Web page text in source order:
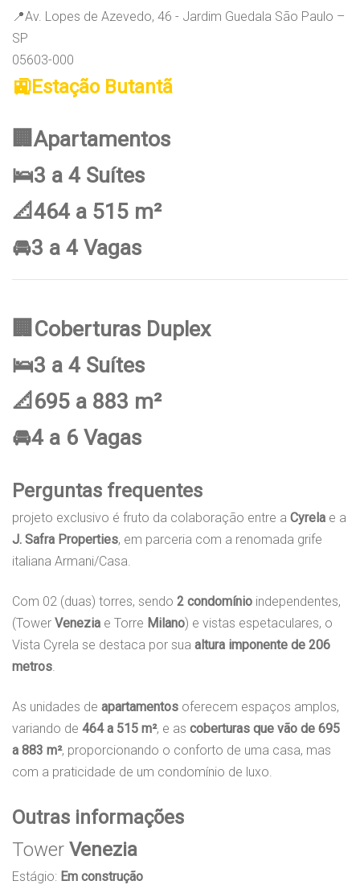
📍Av. Lopes de Azevedo, 46 - Jardim Guedala São Paulo –
SP
05603-000
🚉Estação Butantã
🏢Apartamentos
🛌3 a 4 Suítes
📐464 a 515 m²
🚘3 a 4 Vagas
🏢Coberturas Duplex
🛌3 a 4 Suítes
📐695 a 883 m²
🚘4 a 6 Vagas
Perguntas frequentes
projeto exclusivo é fruto da colaboração entre a Cyrela e a
J. Safra Properties, em parceria com a renomada grife
italiana Armani/Casa.
Com 02 (duas) torres, sendo 2 condomínio independentes,
(Tower Venezia e Torre Milano) e vistas espetaculares, o
Vista Cyrela se destaca por sua altura imponente de 206
metros
As unidades de apartamentos oferecem espaços amplos,
variando de 464 a 515 m², e as coberturas que vão de 695
a 883 m², proporcionando o conforto de uma casa, mas
com a praticidade de um condomínio de luxo.
Outras informações
Tower Venezia
Estágio: Em construção